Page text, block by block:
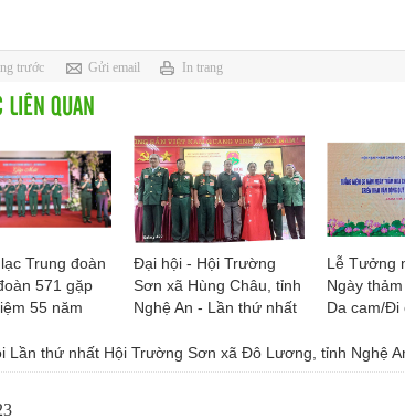
trước Gửi email In trang
LIÊN QUAN
Trung đoàn
571 gặp
55 năm
Đại hội - Hội Trường
Sơn xã Hùng Châu, tỉnh
Nghệ An - Lần thứ nhất
Lễ Tưởng
Ngày
Da cam/Đi
Lần thứ nhất Hội Trường Sơn xã Đô Lương, tỉnh Nghệ